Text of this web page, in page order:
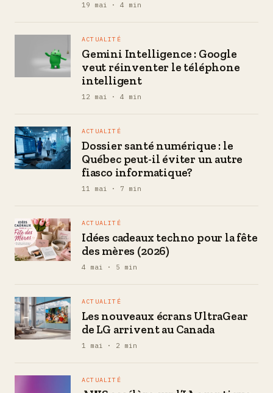
19 mai · 4 min
ACTUALITÉ
Gemini Intelligence : Google
veut réinventer le téléphone
intelligent
12 mai · 4 min
ACTUALITÉ
Dossier santé numérique : le
Québec peut-il éviter un autre
fiasco informatique?
11 mai · 7 min
ACTUALITÉ
Idées cadeaux techno pour la fête
des mères (2026)
4 mai · 5 min
ACTUALITÉ
Les nouveaux écrans UltraGear
de LG arrivent au Canada
1 mai · 2 min
ACTUALITÉ